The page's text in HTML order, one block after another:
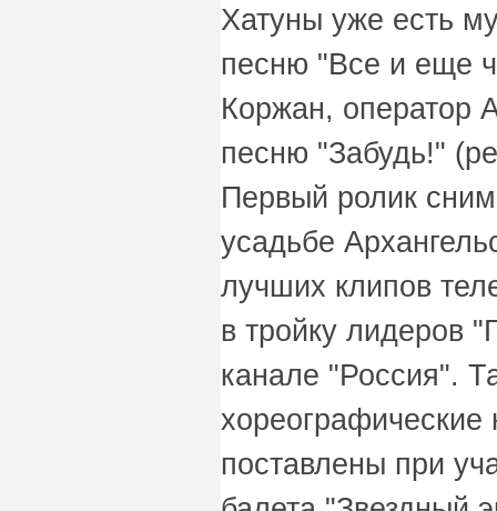
Хатуны уже есть
песню "Все и еще
Коржан, оператор
песню "Забудь!"
Первый ролик
усадьбе
лучших клипов
в тройку лидеров
канале "Россия".
поставлены при